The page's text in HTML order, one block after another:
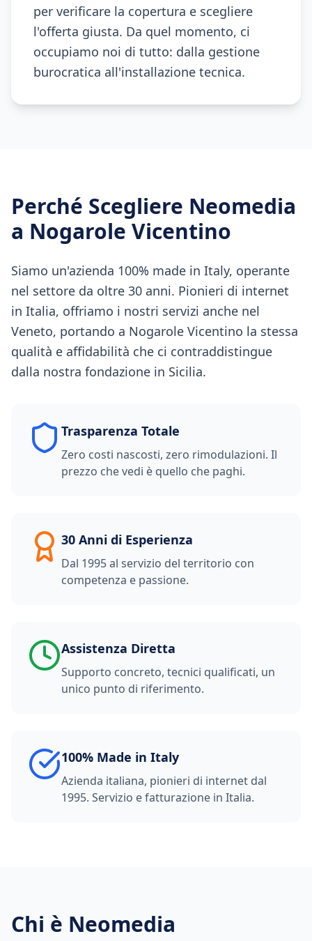
per verificare la copertura e scegliere
l'offerta giusta. Da quel momento, ci
occupiamo noi di tutto: dalla gestione
burocratica all'installazione tecnica.
Perché Scegliere Neomedia
a Nogarole Vicentino
Siamo un'azienda 100% made in Italy, operante
nel settore da oltre 30 anni. Pionieri di internet
in Italia, offriamo i nostri servizi anche nel
Veneto, portando a Nogarole Vicentino la stessa
qualità e affidabilità che ci contraddistingue
dalla nostra fondazione in Sicilia.
Trasparenza Totale
Zero costi nascosti, zero rimodulazioni. Il
prezzo che vedi è quello che paghi.
30 Anni di Esperienza
Dal 1995 al servizio del territorio con
competenza e passione.
Assistenza Diretta
Supporto concreto, tecnici qualificati, un
unico punto di riferimento.
100% Made in Italy
Azienda italiana, pionieri di internet dal
1995. Servizio e fatturazione in Italia.
Chi è Neomedia